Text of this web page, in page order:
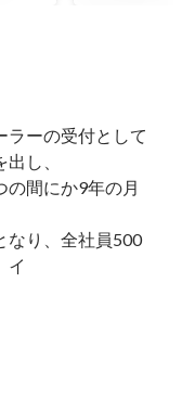
ラーの受付として
し、
の間にか9年の月
なり、全社員500
イ